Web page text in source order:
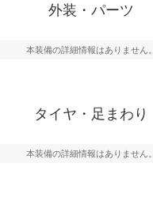
外装・パーツ
本装備の詳細情報はありません。
タイヤ・足まわり
本装備の詳細情報はありません。